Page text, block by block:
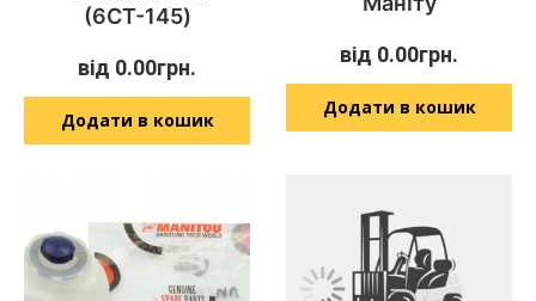
(6СТ-145)
від 0.00грн.
Додати в кошик
від 0.00грн.
Додати в кошик